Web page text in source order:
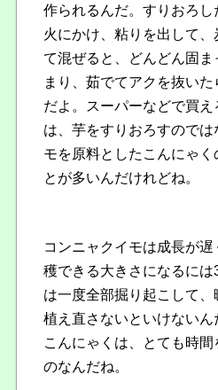
作られるんだ。すりおろ
火にかけ、粘りを出して
て混ぜると、どんどん固ま
まり、茹でてアクを抜い
だよ。スーパーなどで買え
は、芋をすりおろすのでは
モを原料としたこんにゃく
とが多いんだけれどね。
コンニャクイモは成長が
穫できる大きさになるに
は一度全部掘り起こして
植え直さないといけないん
こんにゃくは、とても時
のなんだね。